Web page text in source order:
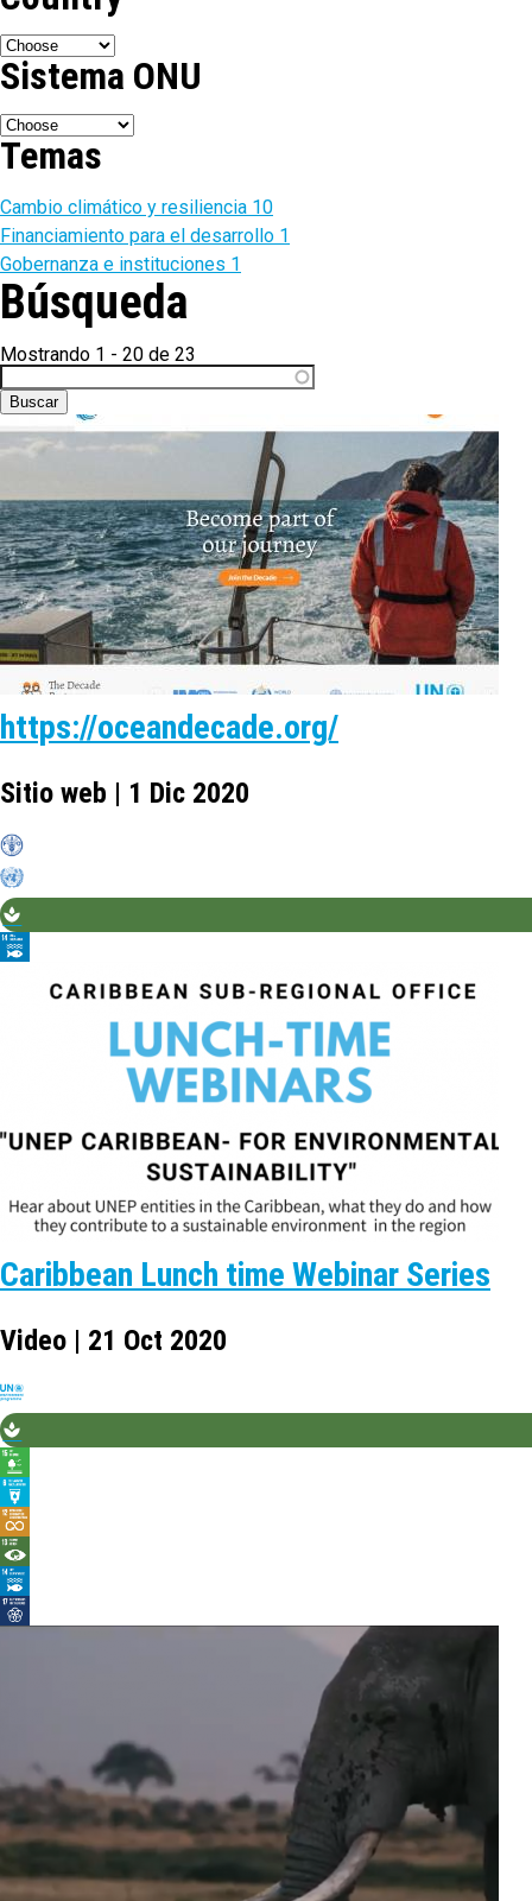
Sistema ONU
Temas
Cambio climático y resiliencia 10
Financiamiento para el desarrollo 1
Gobernanza e instituciones 1
Búsqueda
Mostrando 1 - 20 de 23
https://oceandecade.org/
Sitio web | 1 Dic 2020
Caribbean Lunch time Webinar Series
Video | 21 Oct 2020